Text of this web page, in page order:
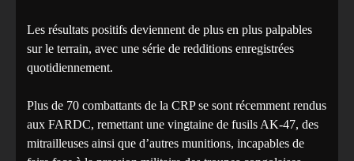
Les résultats positifs deviennent de plus en plus palpables
sur le terrain, avec une série de redditions enregistrées
quotidiennement.
Plus de 70 combattants de la CRP se sont récemment rendus
aux FARDC, remettant une vingtaine de fusils AK-47, des
mitrailleuses ainsi que d’autres munitions, incapables de